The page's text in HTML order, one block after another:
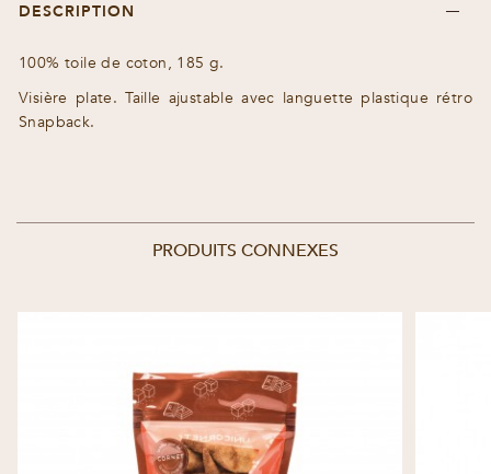
DESCRIPTION
100% toile de coton, 185 g.
Visière plate. Taille ajustable avec languette plastique rétro
Snapback.
PRODUITS CONNEXES